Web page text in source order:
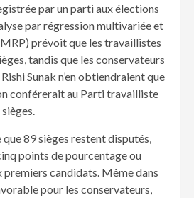
par un parti aux élections
par régression multivariée et
prévoit que les travaillistes
tandis que les conservateurs
Sunak n’en obtiendraient que
conférerait au Parti travailliste
89 sièges restent disputés,
points de pourcentage ou
premiers candidats. Même dans
pour les conservateurs,